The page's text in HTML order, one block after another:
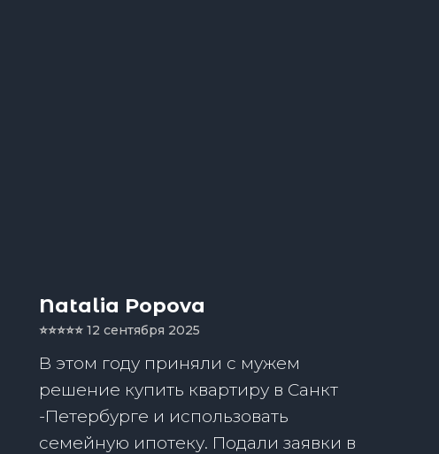
Natalia Popova
⭐️⭐️⭐️⭐️⭐️ 12 сентября 2025
В этом году приняли с мужем
решение купить квартиру в Санкт
-Петербурге и использовать
семейную ипотеку. Подали заявки в